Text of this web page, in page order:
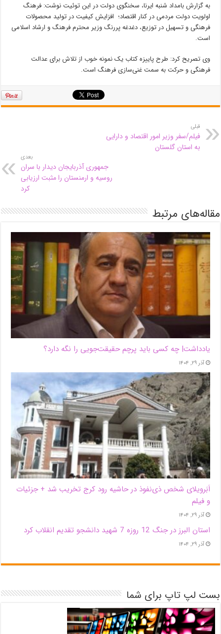
به گزارش بامداد شنبه ایرنا، سخنگوی دولت در این توئیت نوشت: فرهنگ
اولویت دولت مردمی در کنار اقتصاد؛ افزایش کیفیت در تولید محصولات
فرهنگی و تسهیل در توزیع، دغدغه پررنگ وزیر محترم فرهنگ و ارشاد اسلامی
است.
وی تصریح کرد: طرح پاییزه کتاب یک نمونه خوب از تلاش برای عدالت
فرهنگی و حرکت به سمت غنی‌سازی فرهنگ است.
قبلی
فیلم/سفر وزیر امور اقتصاد و دارایی
به استان گلستان
بعدی
جمهوری آذربایجان دیدار با سران
روسیه و ارمنستان را مثبت ارزیابی
کرد
مقاله‌های مرتبط
یادداشت| ‌چه کسی باید پرچم حقیقت‌جویی را نگه دارد؟
آذر ۲۹, ۱۴۰۴
اَبَر‌ویلای شخص ذی‌نفوذ در حاشیه‌ رود کرج تخریب شد + جزئیات
و فیلم
آذر ۲۹, ۱۴۰۴
استان البرز در جنگ 12 روزه 7 شهید دانشجو تقدیم انقلاب کرد
آذر ۲۹, ۱۴۰۴
بست لپ تاپ برای شما